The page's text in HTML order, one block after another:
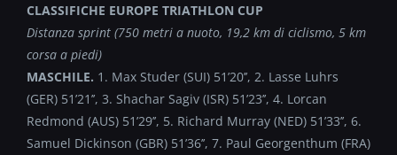
CLASSIFICHE EUROPE TRIATHLON CUP
Distanza sprint (750 metri a nuoto, 19,2 km di ciclismo, 5 km
corsa a piedi)
MASCHILE. 1. Max Studer (SUI) 51’20’’, 2. Lasse Luhrs
(GER) 51’21’’, 3. Shachar Sagiv (ISR) 51’23’’, 4. Lorcan
Redmond (AUS) 51’29’’, 5. Richard Murray (NED) 51’33’’, 6.
Samuel Dickinson (GBR) 51’36’’, 7. Paul Georgenthum (FRA)